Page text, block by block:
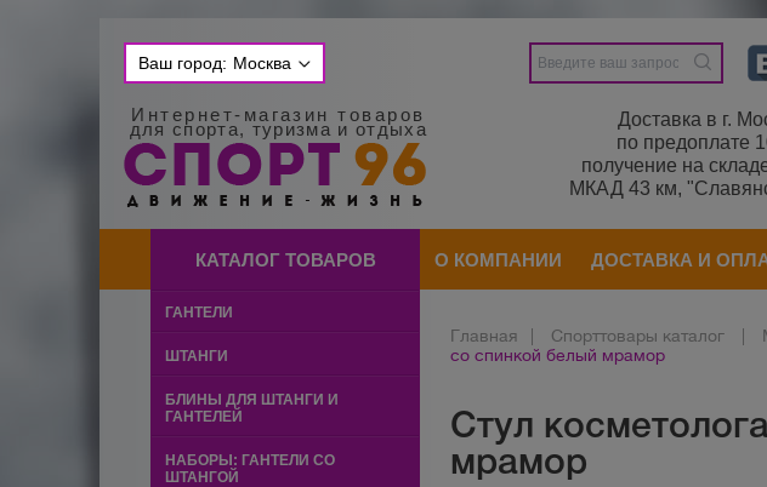
Ваш город: Москва
Интернет-магазин товаров
для спорта, туризма и отдыха
Доставка в г.
по предоплате
получение на
МКАД 43 км,
КАТАЛОГ ТОВАРОВ О КОМПАНИИ ДОСТАВКА И
ГАНТЕЛИ
ШТАНГИ
БЛИНЫ ДЛЯ ШТАНГИ И
ГАНТЕЛЕЙ
НАБОРЫ: ГАНТЕЛИ СО
ШТАНГОЙ
Главная Спорттовары каталог
со спинкой белый мрамор
Стул
мрамор